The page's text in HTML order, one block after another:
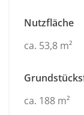
Nutzfläche
ca. 53,8 m²
ca. 188 m²